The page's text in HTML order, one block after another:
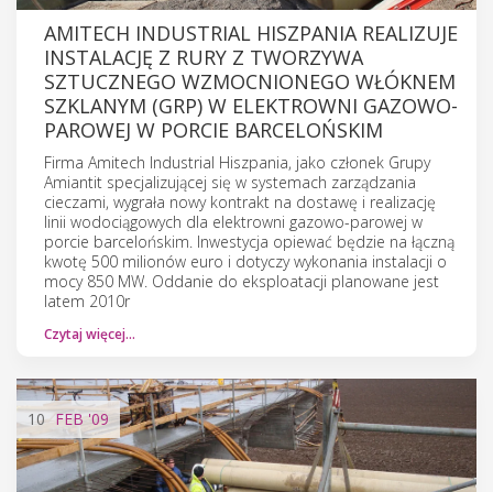
AMITECH INDUSTRIAL HISZPANIA REALIZUJE
INSTALACJĘ Z RURY Z TWORZYWA
SZTUCZNEGO WZMOCNIONEGO WŁÓKNEM
SZKLANYM (GRP) W ELEKTROWNI GAZOWO-
PAROWEJ W PORCIE BARCELOŃSKIM
Firma Amitech Industrial Hiszpania, jako członek Grupy
Amiantit specjalizującej się w systemach zarządzania
cieczami, wygrała nowy kontrakt na dostawę i realizację
linii wodociągowych dla elektrowni gazowo-parowej w
porcie barcelońskim. Inwestycja opiewać będzie na łączną
kwotę 500 milionów euro i dotyczy wykonania instalacji o
mocy 850 MW. Oddanie do eksploatacji planowane jest
latem 2010r
Czytaj więcej…
10 FEB'09